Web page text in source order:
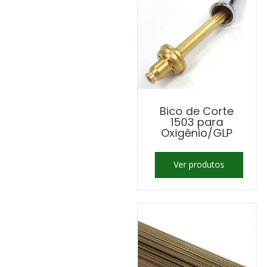
Bico de Corte
1503 para
Oxigênio/GLP
Ver produtos